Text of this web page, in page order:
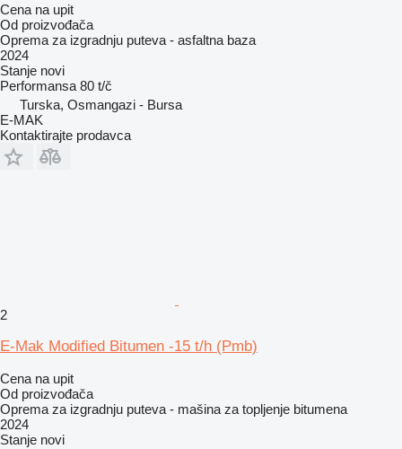
Cena na upit
Od proizvođača
Oprema za izgradnju puteva - asfaltna baza
2024
Stanje novi
Performansa 80 t/č
Turska, Osmangazi - Bursa
E-MAK
Kontaktirajte prodavca
2
E-Mak Modified Bitumen -15 t/h (Pmb)
Cena na upit
Od proizvođača
Oprema za izgradnju puteva - mašina za topljenje bitumena
2024
Stanje novi